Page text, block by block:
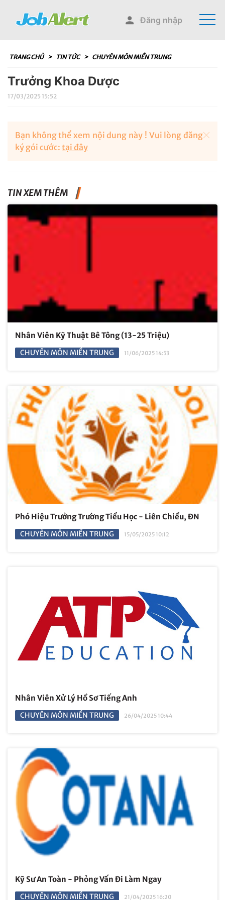
Đăng nhập
TRANG CHỦ > TIN TỨC > CHUYÊN MÔN MIỀN TRUNG
Trưởng Khoa Dược
17/03/2025 15:52
Bạn không thể xem nội dung này ! Vui lòng đăng
ký gói cước: tại đây
TIN XEM THÊM
Nhân Viên Kỹ Thuật Bê Tông (13-25 Triệu)
CHUYÊN MÔN MIỀN TRUNG 11/06/2025 14:53
Phó Hiệu Trưởng Trường Tiểu Học - Liên Chiểu, ĐN
CHUYÊN MÔN MIỀN TRUNG 15/05/2025 10:12
Nhân Viên Xử Lý Hồ Sơ Tiếng Anh
CHUYÊN MÔN MIỀN TRUNG 26/04/2025 10:44
Kỹ Sư An Toàn - Phỏng Vấn Đi Làm Ngay
CHUYÊN MÔN MIỀN TRUNG 21/04/2025 16:20